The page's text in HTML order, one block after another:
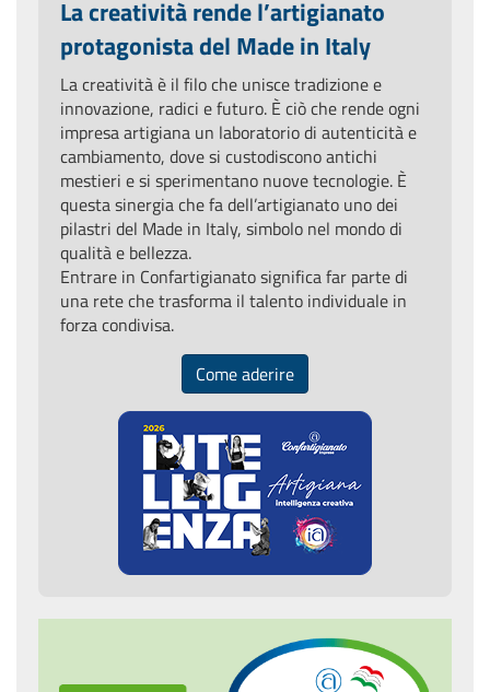
La creatività rende l’artigianato
protagonista del Made in Italy
La creatività è il filo che unisce tradizione e
innovazione, radici e futuro. È ciò che rende ogni
impresa artigiana un laboratorio di autenticità e
cambiamento, dove si custodiscono antichi
mestieri e si sperimentano nuove tecnologie. È
questa sinergia che fa dell’artigianato uno dei
pilastri del Made in Italy, simbolo nel mondo di
qualità e bellezza.
Entrare in Confartigianato significa far parte di
una rete che trasforma il talento individuale in
forza condivisa.
Come aderire